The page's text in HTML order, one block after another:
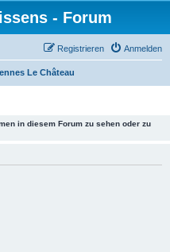
- Forum
Anmelden
Registrieren
Le Château
in diesem Forum zu sehen oder zu